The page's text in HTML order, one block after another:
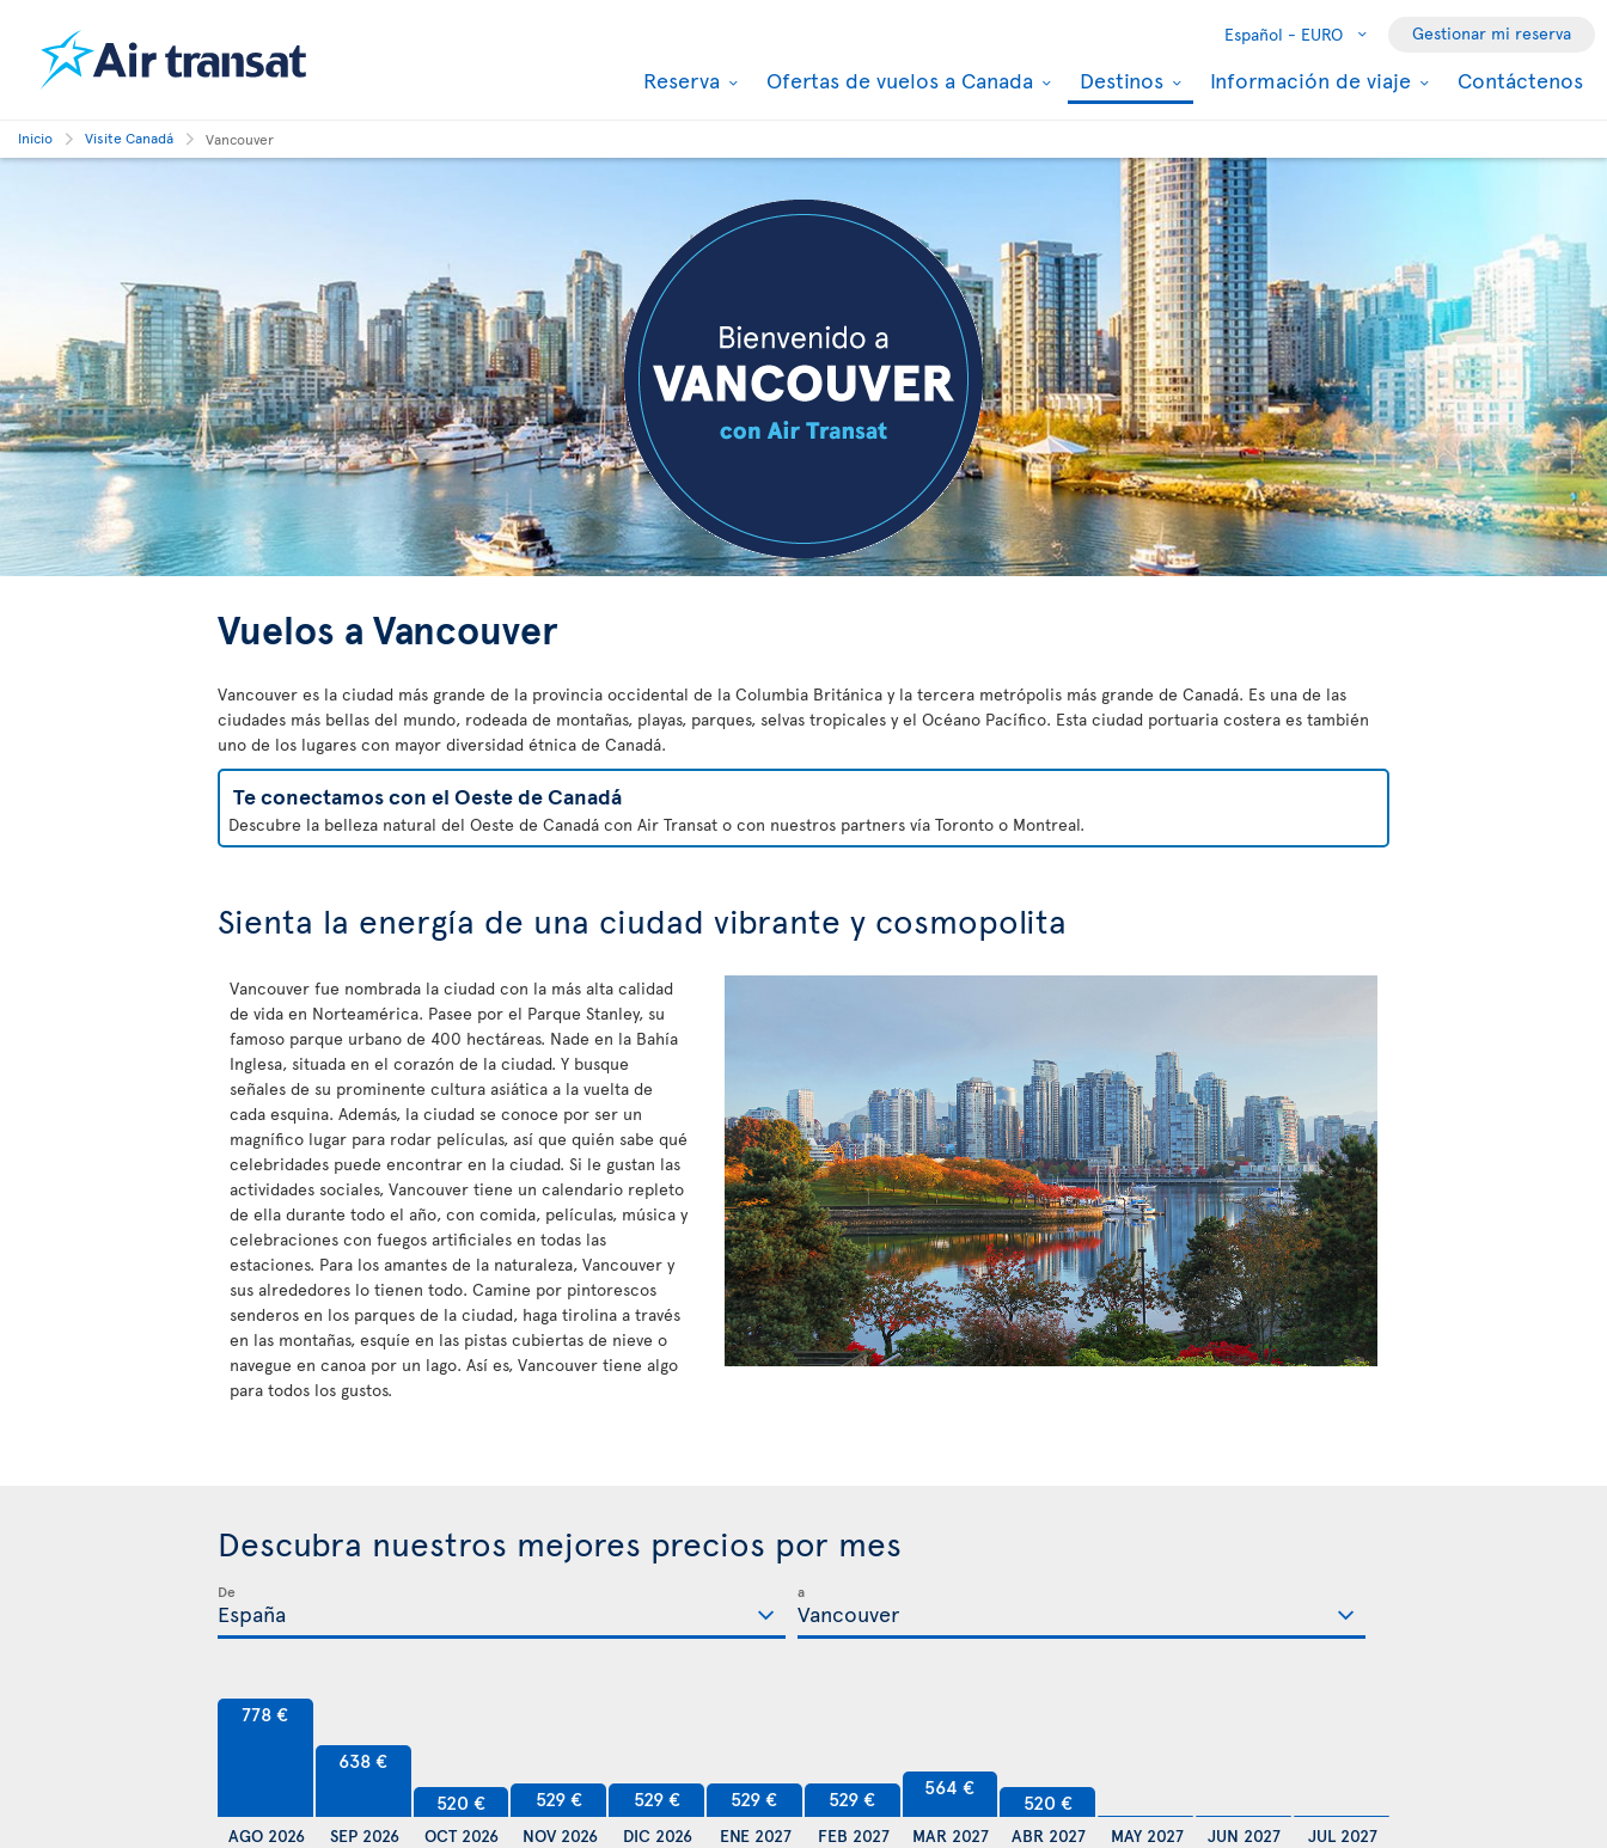
Español - EURO Gestionar mi reserva
Reserva Ofertas de vuelos a Canada Destinos Información de viaje Contáctenos
Inicio Visite Canadá Vancouver
Vuelos a Vancouver
Vancouver es la ciudad más grande de la provincia occidental de la Columbia Británica y la tercera metrópolis más grande de Canadá. Es una de las
ciudades más bellas del mundo, rodeada de montañas, playas, parques, selvas tropicales y el Océano Pacífico. Esta ciudad portuaria costera es también
uno de los lugares con mayor diversidad étnica de Canadá.
Te conectamos con el Oeste de Canadá
Descubre la belleza natural del Oeste de Canadá con Air Transat o con nuestros partners vía Toronto o Montreal.
Sienta la energía de una ciudad vibrante y cosmopolita
Vancouver fue nombrada la ciudad con la más alta calidad
de vida en Norteamérica. Pasee por el Parque Stanley, su
famoso parque urbano de 400 hectáreas. Nade en la Bahía
Inglesa, situada en el corazón de la ciudad. Y busque
señales de su prominente cultura asiática a la vuelta de
cada esquina. Además, la ciudad se conoce por ser un
magnífico lugar para rodar películas, así que quién sabe qué
celebridades puede encontrar en la ciudad. Si le gustan las
actividades sociales, Vancouver tiene un calendario repleto
de ella durante todo el año, con comida, películas, música y
celebraciones con fuegos artificiales en todas las
estaciones. Para los amantes de la naturaleza, Vancouver y
sus alrededores lo tienen todo. Camine por pintorescos
senderos en los parques de la ciudad, haga tirolina a través
en las montañas, esquíe en las pistas cubiertas de nieve o
navegue en canoa por un lago. Así es, Vancouver tiene algo
para todos los gustos.
Descubra nuestros mejores precios por mes
De a
778 €
AGO 2026
638 €
SEP 2026
520 €
OCT 2026
529 €
NOV 2026
529 €
DIC 2026
529 €
ENE 2027
529 €
FEB 2027
564 €
MAR 2027
520 €
ABR 2027 MAY 2027 JUN 2027 JUL 2027